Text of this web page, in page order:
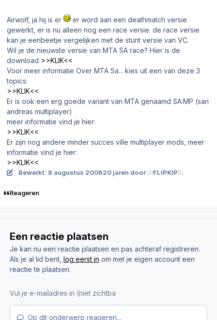
Airwolf, ja hij is er
er word aan een deathmatch versie
gewerkt, er is nu alleen nog een race versie. de race versie
kan je eenbeetje vergelijken met de stunt versie van VC.
Wil je de nieuwste versie van MTA SA race? Hier is de
download >>KLIK<<
Voor meer informatie Over MTA Sa... kies uit een van deze 3
topics:
>>KLIK<<
Er is ook een erg goede variant van MTA genaamd SA:MP (san
andreas multiplayer)
meer informatie vind je hier:
>>KLIK<<
Er zijn nog andere minder succes ville multiplayer mods, meer
informatie vind je hier:
>>KLIK<<
Bewerkt: 8 augustus 200620 jaren door .::FLIPKIP::.
Reageren
Een reactie plaatsen
Je kan nu een reactie plaatsen en pas achteraf registreren.
Als je al lid bent, log eerst in om met je eigen account een
reactie te plaatsen.
Op dit onderwerp reageren...